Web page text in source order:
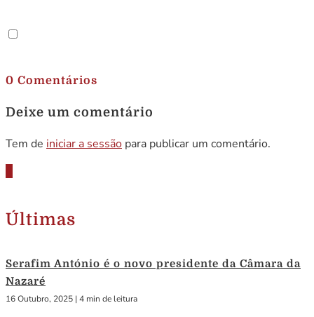
0 Comentários
Deixe um comentário
Tem de iniciar a sessão para publicar um comentário.
Últimas
Serafim António é o novo presidente da Câmara da
Nazaré
16 Outubro, 2025 | 4 min de leitura